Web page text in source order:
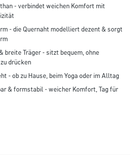
- verbindet weichen Komfort mit
- die Quernaht modelliert dezent & sorgt
breite Träger - sitzt bequem, ohne
drücken
- ob zu Hause, beim Yoga oder im Alltag
& formstabil - weicher Komfort, Tag für